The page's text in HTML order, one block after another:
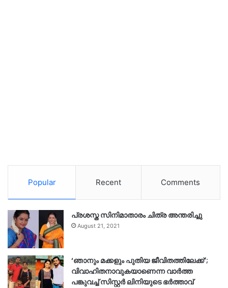
Popular Recent Comments
പ്രശസ്ത സിനിമാതാരം ചിത്ര അന്തരിച്ചു
August 21, 2021
‘ഞാനും മക്കളും പുതിയ ജീവിതത്തിലേക്ക്’;
വിവാഹിതനാവുകയാണെന്ന വാർത്ത
പങ്കുവച്ച് സിസ്റ്റർ ലിനിയുടെ ഭർത്താവ്